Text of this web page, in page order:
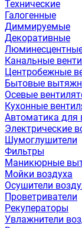
Технические
Галогенные
Диммируемые
Декоративные
Канальные
Центробежные
Бытовые
Осевые
Кухонные
Автоматика для
Электрические
Шумоглушители
Фильтры
Маникюрные
Мойки воздуха
Осушители
Проветриватели
Рекуператоры
Увлажнители